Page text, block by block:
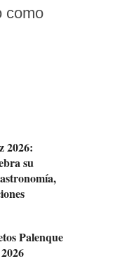
como
2026:
su
Palenque